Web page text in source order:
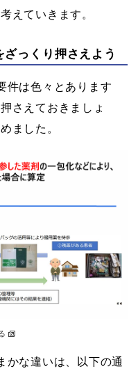
えていきます。
っくり押さえよう
件は色々とあります
さえておきましょ
ました。
かな違いは、以下の通